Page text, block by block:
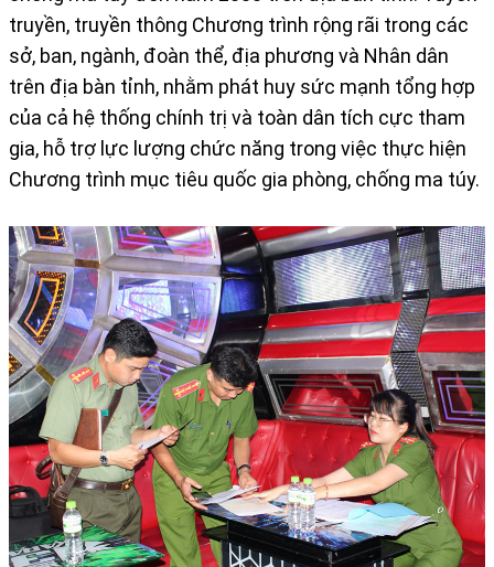
truyền, truyền thông Chương trình rộng rãi trong các
sở, ban, ngành, đoàn thể, địa phương và Nhân dân
trên địa bàn tỉnh, nhằm phát huy sức mạnh tổng hợp
của cả hệ thống chính trị và toàn dân tích cực tham
gia, hỗ trợ lực lượng chức năng trong việc thực hiện
Chương trình mục tiêu quốc gia phòng, chống ma túy.